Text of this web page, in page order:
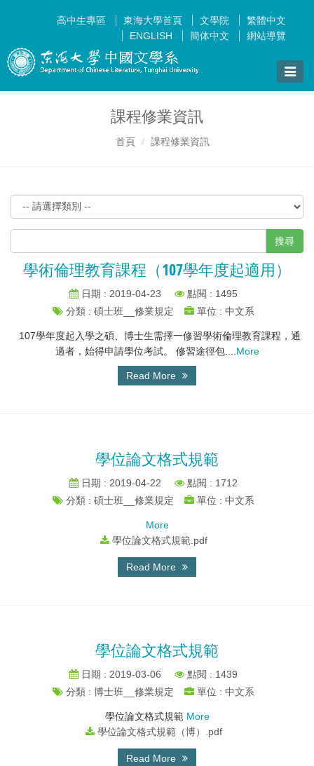
高中生專區 東海大學首頁 文學院
繁體中文
ENGLISH
簡体中文 網站導覽
Toggle
課程修業資訊
首頁 課程修業資訊
搜尋
學術倫理教育課程（107學年度起適用）
日期 : 2019-04-23
點閱 : 1495
分類 : 碩士班__修業規定
單位 : 中文系
107學年度起入學之碩、博士生需擇一修習學術倫理教育課程，通
過者，始得申請學位考試。 修習途徑包.... More
Read More
學位論文格式規範
日期 : 2019-04-22
點閱 : 1712
分類 : 碩士班__修業規定
單位 : 中文系
More
學位論文格式規範.pdf
Read More
學位論文格式規範
日期 : 2019-03-06
點閱 : 1439
分類 : 博士班__修業規定
單位 : 中文系
學位論文格式規範 More
學位論文格式規範（博）.pdf
Read More